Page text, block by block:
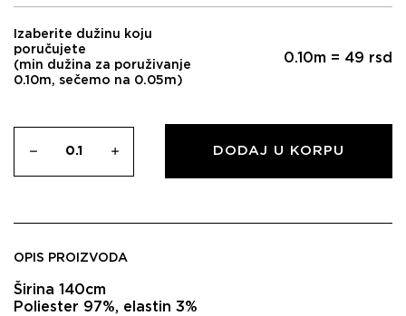
Izaberite dužinu koju
poručujete
(min dužina za poruživanje
0.10m, sečemo na 0.05m)
0.10m = 49 rsd
DODAJ U KORPU
OPIS PROIZVODA
Širina 140cm
Poliester 97%, elastin 3%